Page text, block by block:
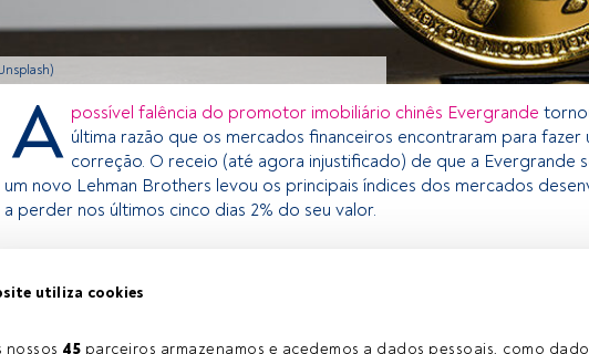
utiliza cookies
nossos 45 parceiros armazenamos e acedemos a dados pessoais, como
A possível falência do promotor imobiliário chinês Evergrande
última razão que os mercados financeiros encontraram para fazer
correção. O receio (até agora injustificado) de que a Evergrande
um novo Lehman Brothers levou os principais índices dos mercados
a perder nos últimos cinco dias 2% do seu valor.
Este é um artigo exclusivo para os utilizadores registados da
convidamo-lo a registar-se e a desfrutar de todo o universo que a